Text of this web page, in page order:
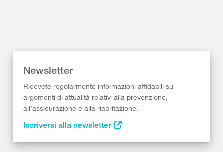
Newsletter
Ricevete regolarmente informazioni affidabili su
argomenti di attualità relativi alla prevenzione,
all’assicurazione e alla riabilitazione.
Iscriversi alla newsletter